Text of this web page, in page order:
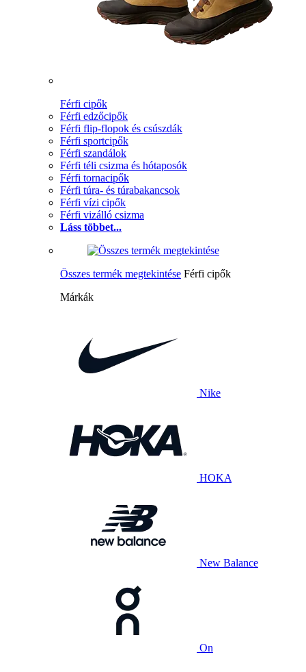
Férfi cipők
Férfi edzőcipők
Férfi flip-flopok és csúszdák
Férfi sportcipők
Férfi szandálok
Férfi téli csizma és hótaposók
Férfi tornacipők
Férfi túra- és túrabakancsok
Férfi vízi cipők
Férfi vizálló csizma
Láss többet...
Összes termék megtekintése Férfi cipők
Márkák
Nike
HOKA
New Balance
On